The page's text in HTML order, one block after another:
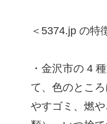
＜5374.jp の特
・金沢市の 4
て、色のとこ
やすゴミ、燃